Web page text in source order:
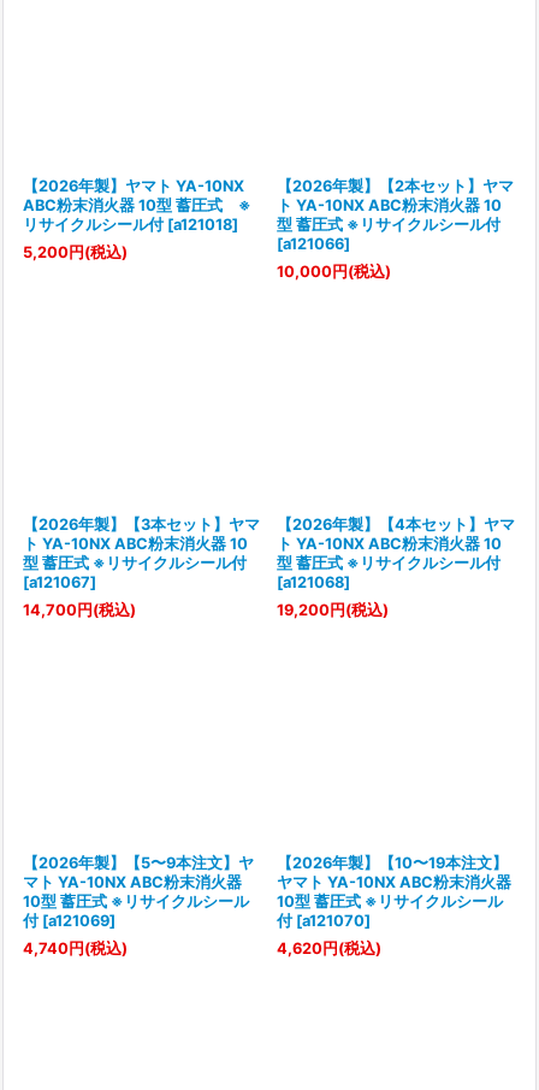
【2026年製】ヤマト YA-10NX
ABC粉末消火器 10型 蓄圧式 ※
リサイクルシール付 [a121018]
5,200円 (税込)
【2026年製】【2本セット】ヤマ
ト YA-10NX ABC粉末消火器 10
型 蓄圧式 ※リサイクルシール付
[a121066]
10,000円 (税込)
【2026年製】【3本セット】ヤマ
ト YA-10NX ABC粉末消火器 10
型 蓄圧式 ※リサイクルシール付
[a121067]
14,700円 (税込)
【2026年製】【4本セット】ヤマ
ト YA-10NX ABC粉末消火器 10
型 蓄圧式 ※リサイクルシール付
[a121068]
19,200円 (税込)
【2026年製】【5〜9本注文】ヤ
マト YA-10NX ABC粉末消火器
10型 蓄圧式 ※リサイクルシール
付 [a121069]
4,740円 (税込)
【2026年製】【10〜19本注文】
ヤマト YA-10NX ABC粉末消火器
10型 蓄圧式 ※リサイクルシール
付 [a121070]
4,620円 (税込)